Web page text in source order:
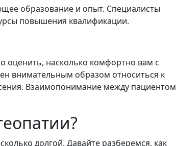
образование и опыт. Специалисты
повышения квалификации.
оценить, насколько комфортно вам с
внимательным образом относиться к
Взаимопонимание между пациентом
долгой. Давайте разберемся, как